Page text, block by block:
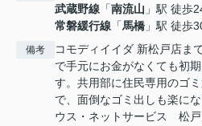
武蔵野線 「南流山 」駅 徒歩
常磐緩行線 「馬橋 」駅 徒歩
備考
コモディイイダ 新松戸店ま
で手元にお金がなくても初
す。共用部に住民専用のゴ
で、面倒なゴミ出しも楽に
ウス・ネットサービス 松戸